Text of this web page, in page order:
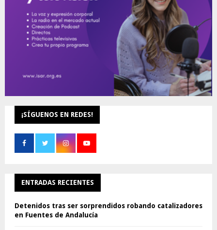
¡SÍGUENOS EN REDES!
ENTRADAS RECIENTES
Detenidos tras ser sorprendidos robando catalizadores
en Fuentes de Andalucía